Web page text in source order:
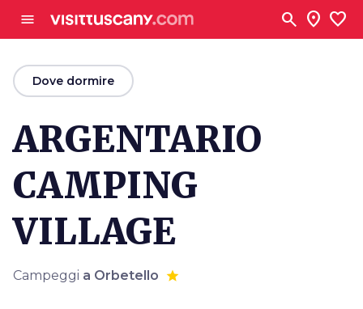
menu search location_on favorite
arrow_backDove dormire
ARGENTARIO
CAMPING
VILLAGE
Campeggi a Orbetello